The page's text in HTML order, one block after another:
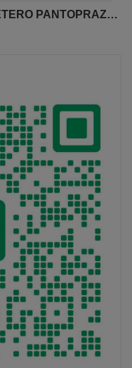
HETERO PANTOPRAZOLE DELAYED RELEASE TABLETS 40MG